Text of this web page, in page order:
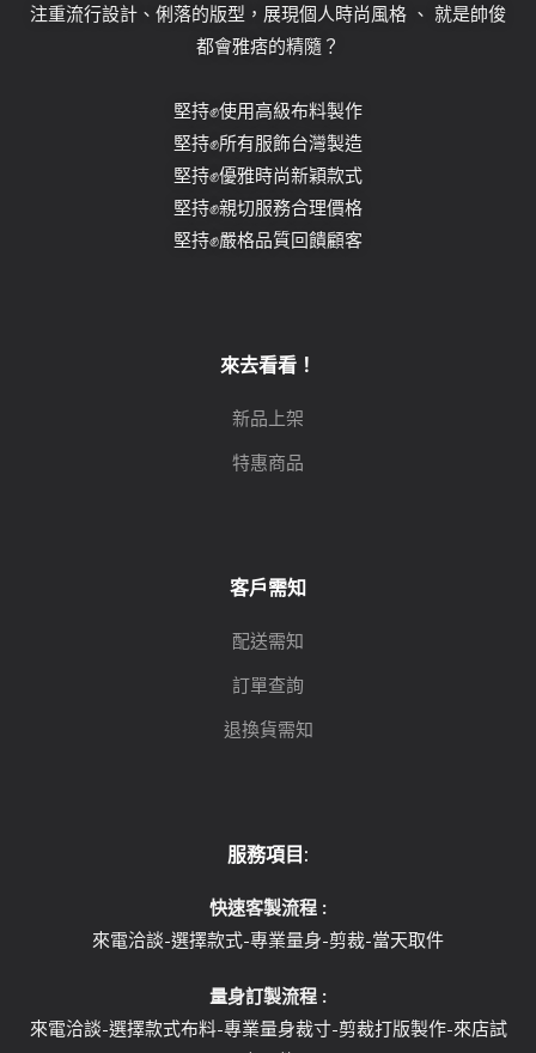
注重流行設計、俐落的版型，展現個人時尚風格 、 就是帥俊
都會雅痞的精隨？
堅持✊使用高級布料製作
堅持✊所有服飾台灣製造
堅持✊優雅時尚新穎款式
堅持✊親切服務合理價格
堅持✊嚴格品質回饋顧客
來去看看！
新品上架
特惠商品
客戶需知
配送需知
訂單查詢
退換貨需知
服務項目:
快速客製流程 :
來電洽談-選擇款式-專業量身-剪裁-當天取件
量身訂製流程 :
來電洽談-選擇款式布料-專業量身裁寸-剪裁打版製作-來店試